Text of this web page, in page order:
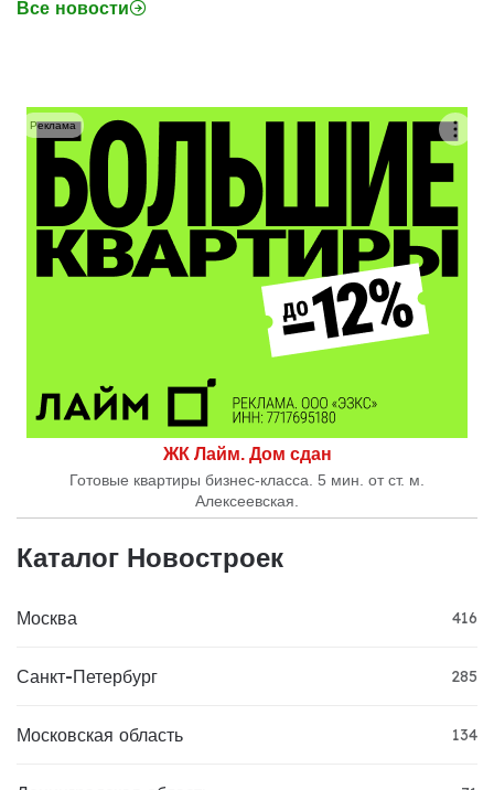
Все новости
ЖК Лайм. Дом сдан
Готовые квартиры бизнес-класса. 5 мин. от ст. м.
Алексеевская.
Реклама
Каталог Новостроек
Москва 416
Санкт-Петербург 285
Московская область 134